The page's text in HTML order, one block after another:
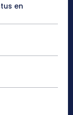
en